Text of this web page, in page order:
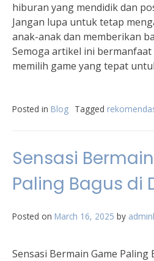
hiburan yang mendidik dan
Jangan lupa untuk tetap
anak-anak dan memberikan
Semoga artikel ini bermanfaat
memilih game yang tepat
Posted in Blog Tagged
Sensasi
Paling Bagus di
Posted on March 16, 2025 by
Sensasi Bermain Game Paling